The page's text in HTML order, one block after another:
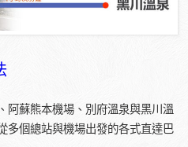
阿蘇熊本機場、別府溫泉與黑川溫
多個總站與機場出發的各式直達巴